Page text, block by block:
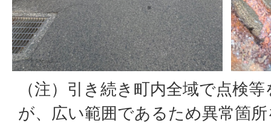
（注）引き続き町内全域で点検
が、広い範囲であるため異常箇